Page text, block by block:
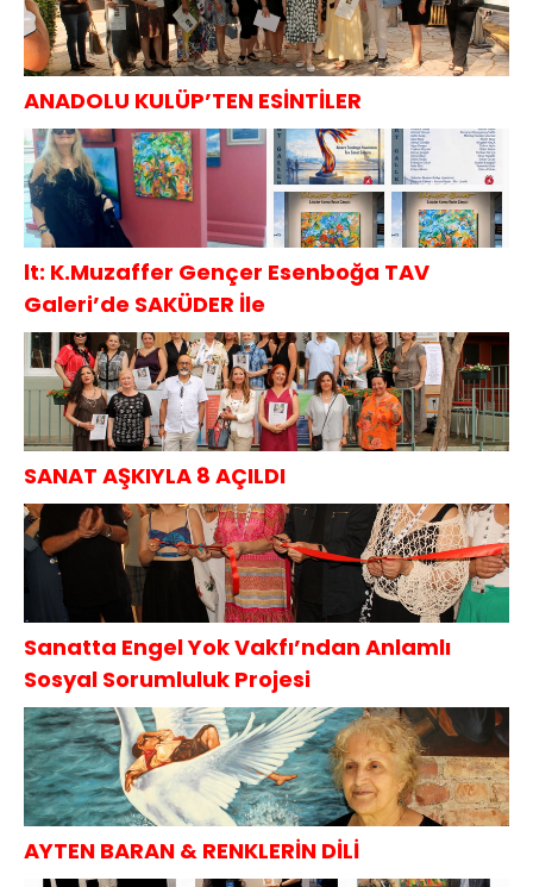
ANADOLU KULÜP’TEN ESİNTİLER
lt: K.Muzaffer Gençer Esenboğa TAV
Galeri’de SAKÜDER İle
SANAT AŞKIYLA 8 AÇILDI
Sanatta Engel Yok Vakfı’ndan Anlamlı
Sosyal Sorumluluk Projesi
AYTEN BARAN & RENKLERİN DİLİ